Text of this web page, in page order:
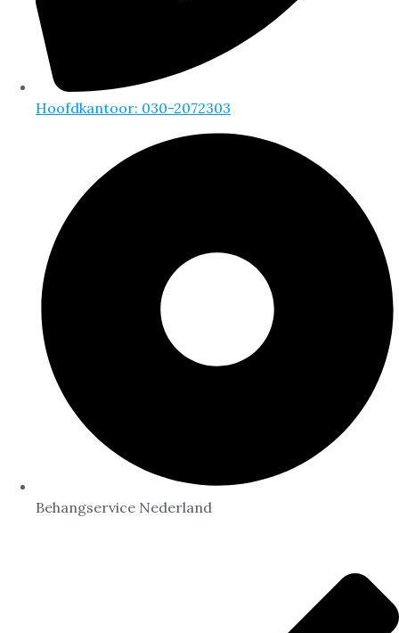
Hoofdkantoor: 030-2072303
Behangservice Nederland